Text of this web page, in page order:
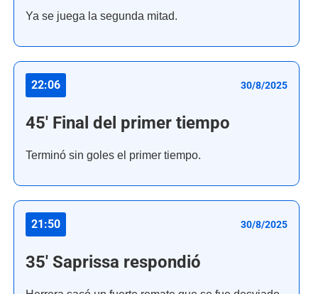
Ya se juega la segunda mitad.
22:06 30/8/2025
45' Final del primer tiempo
Terminó sin goles el primer tiempo.
21:50 30/8/2025
35' Saprissa respondió